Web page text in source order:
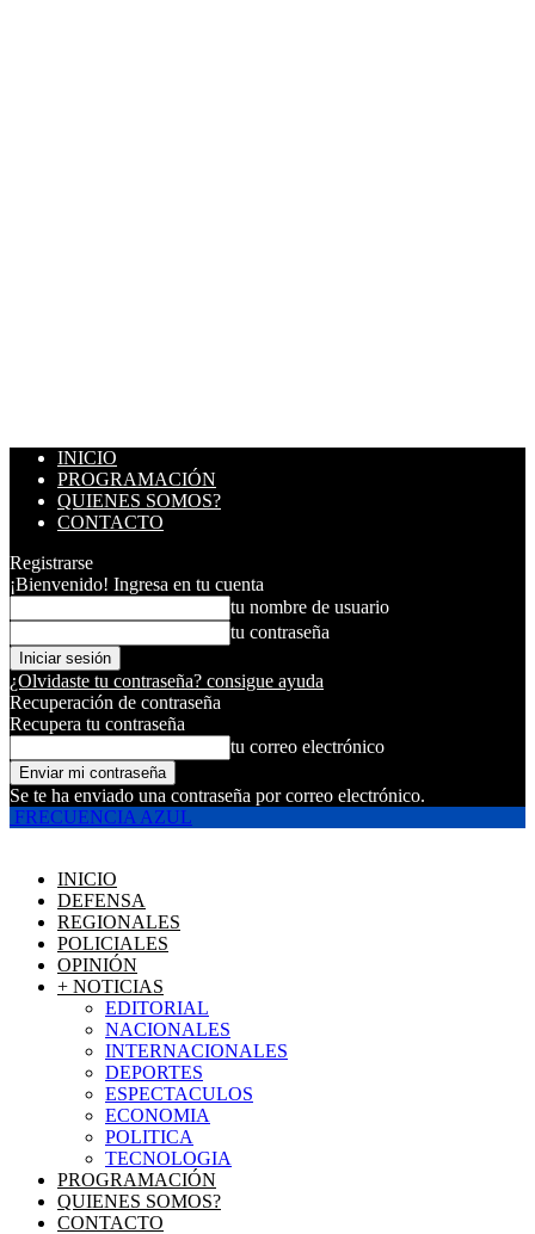
INICIO
PROGRAMACIÓN
QUIENES SOMOS?
CONTACTO
Registrarse
¡Bienvenido! Ingresa en tu cuenta
tu nombre de usuario
tu contraseña
¿Olvidaste tu contraseña? consigue ayuda
Recuperación de contraseña
Recupera tu contraseña
tu correo electrónico
Se te ha enviado una contraseña por correo electrónico.
FRECUENCIA AZUL
INICIO
DEFENSA
REGIONALES
POLICIALES
OPINIÓN
+ NOTICIAS
EDITORIAL
NACIONALES
INTERNACIONALES
DEPORTES
ESPECTACULOS
ECONOMIA
POLITICA
TECNOLOGIA
PROGRAMACIÓN
QUIENES SOMOS?
CONTACTO